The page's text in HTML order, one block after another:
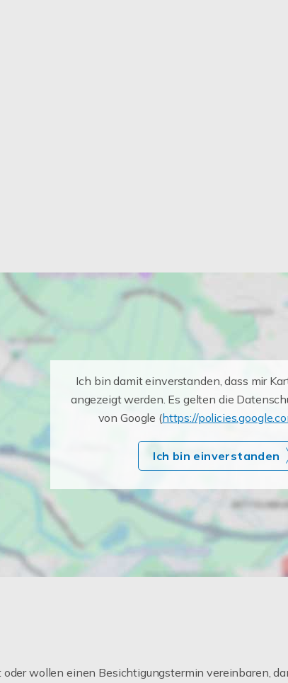
Ich bin damit einverstanden, dass mir
angezeigt werden. Es gelten die
von Google (https://
Ich bin einverstanden
wollen einen Besichtigungstermin vereinbaren,